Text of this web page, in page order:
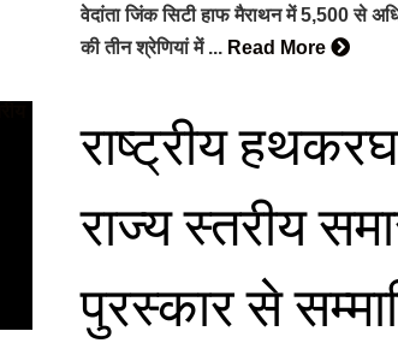
वेदांता जिंक सिटी हाफ मैराथन में 5,500 से
की तीन श्रेणियां में ... Read More
राष्ट्रीय
राज्य स्तरीय
पुरस्कार से